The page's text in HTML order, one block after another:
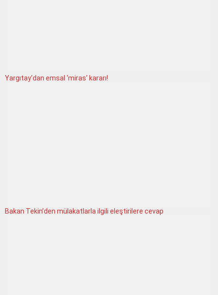
Yargıtay’dan emsal ‘miras’ kararı!
Bakan Tekin’den mülakatlarla ilgili eleştirilere cevap